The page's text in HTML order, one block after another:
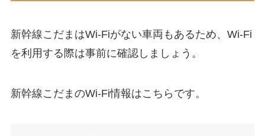
新幹線こだまはWi-Fiがない車両もあるため、Wi-Fi
を利用する際は事前に確認しましょう。
新幹線こだまのWi-Fi情報はこちらです。